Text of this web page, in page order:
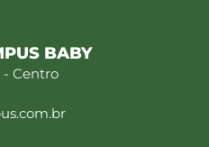
BABY
- Centro